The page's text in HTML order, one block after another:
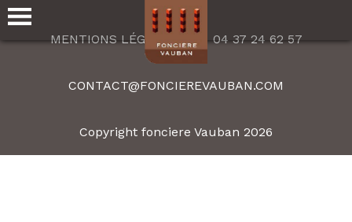
MENTIONS LÉGALES 04 37 24 62 57
CONTACT@FONCIEREVAUBAN.COM
Copyright fonciere Vauban 2026